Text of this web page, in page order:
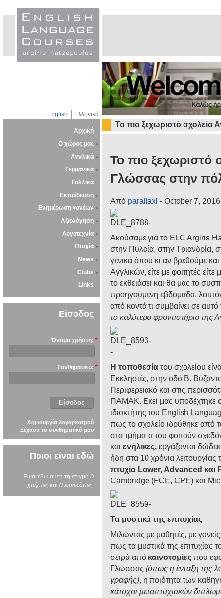
English Ελληνικά
Αρχική
Ο χώρος μας
Αγγλικά
Γερμανικά
Γαλλικά
Εκπαίδευση
Ενημέρωση γονέων
Αξιολόγηση
Λογοτεχνία
Πτυχία
News
Clubs
Links
Είσοδος
Όνομα χρήστη: *
Συνθηματικό: *
Δημιουργία λογαριασμού
Ξέχασα το συνθηματικό μου
Ποιοι είναι εδώ
Είναι εδώ αυτή τη στιγμή 0
χρήστες και 0 επισκέπτες
Το πιο ξεχωριστό σχολείο
Το πιο ξεχωριστό
Γλώσσας στην
Από parallaxi - October 7, 2016
Ακούσαμε για το ELC Argiris
στην Πυλαία, στην Τριανδρία,
γενικά όπου κι αν βρεθούμε
Αγγλικών, είτε με φοιτητές
το εκθειάσει και θα μας το
προηγούμενη εβδομάδα,
από κοντά τι συμβαίνει σε
το καλύτερο φροντιστήριο της
Η τοποθεσία του σχολείου
Εκκλησιές, στην οδό Β.
Περιφερειακό και στις
ΠΑΜΑΚ. Εκεί μας υποδέχτηκε
ιδιοκτήτης του English
πως το σχολείο ιδρύθηκε από
στα τμήματα του φοιτούν
και ενήλικες, εργάζονται
ήδη στα 10 χρόνια λειτουργίας
πτυχία Lower, Advanced
Cambridge (FCE, CPE) και
Τα μυστικά της επιτυχίας
Μιλώντας με μαθητές, με
πως τα μυστικά της επιτυχίας
σειρά από καινοτομίες που
Γλώσσας (όπως η ένταξη της
γραφής), η ποιότητα των
κάτοχοι μεταπτυχιακών